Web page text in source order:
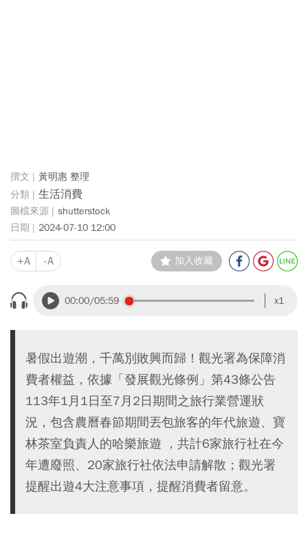
黃明惠 整理
生活消費
shutterstock
2024-07-10 12:00
+A -A 加入收藏
00:00/05:59 x1
暑假出遊潮，千萬別敗興而歸！觀光署為保障消
費者權益，依據「發展觀光條例」第43條公告
113年1月1日至7月2日期間之旅行業營運狀
況，包含農曆春節期間丟包旅客的年代旅遊、寶
林茶室負責人的哈樂旅遊 ，共計6家旅行社在今
年遭廢照、20家旅行社依法申請解散；觀光署
提醒出遊4大注意事項，提醒消費者留意。